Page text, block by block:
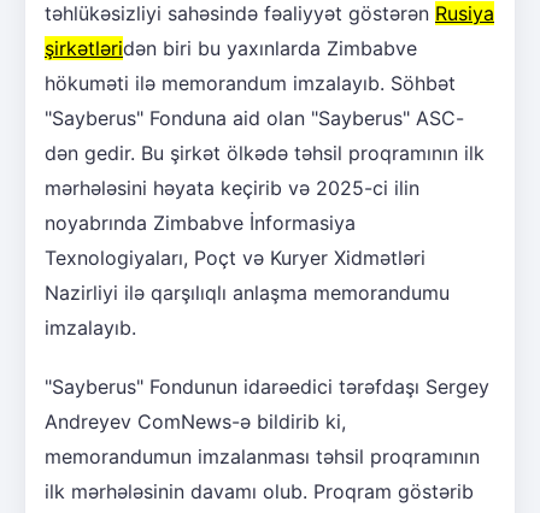
təhlükəsizliyi sahəsində fəaliyyət göstərən Rusiya
şirkətləridən biri bu yaxınlarda Zimbabve
hökuməti ilə memorandum imzalayıb. Söhbət
"Sayberus" Fonduna aid olan "Sayberus" ASC-
dən gedir. Bu şirkət ölkədə təhsil proqramının ilk
mərhələsini həyata keçirib və 2025-ci ilin
noyabrında Zimbabve İnformasiya
Texnologiyaları, Poçt və Kuryer Xidmətləri
Nazirliyi ilə qarşılıqlı anlaşma memorandumu
imzalayıb.
"Sayberus" Fondunun idarəedici tərəfdaşı Sergey
Andreyev ComNews-ə bildirib ki,
memorandumun imzalanması təhsil proqramının
ilk mərhələsinin davamı olub. Proqram göstərib